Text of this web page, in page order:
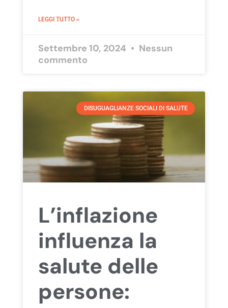
LEGGI TUTTO »
Settembre 10, 2024
Nessun
commento
DISUGUAGLIANZE SOCIALI DI SALUTE
L’inflazione
influenza la
salute delle
persone: